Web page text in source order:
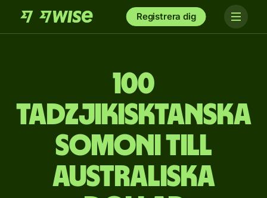
Registrera dig
100
tadzjikisktanska
somoni till
australiska